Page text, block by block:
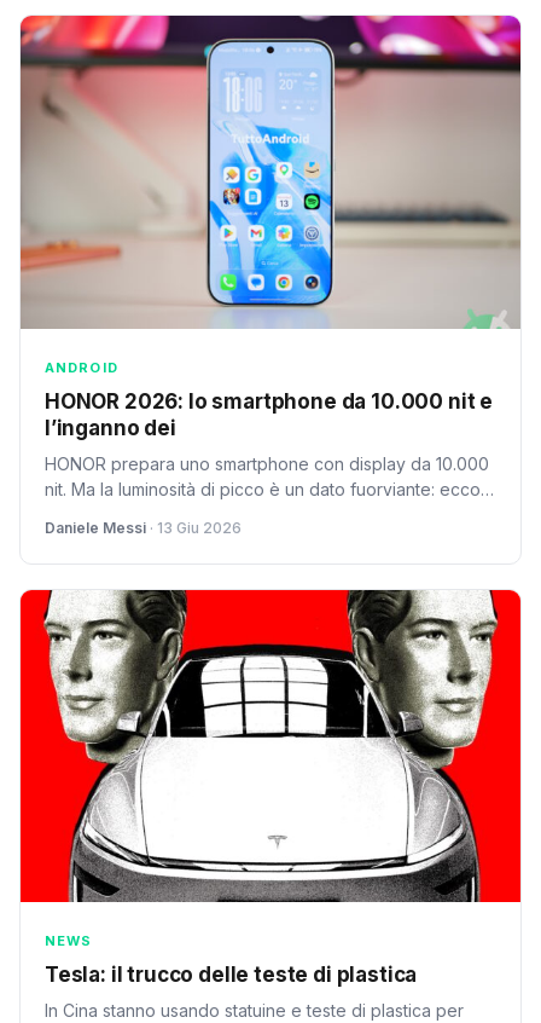
ANDROID
HONOR 2026: lo smartphone da 10.000 nit e
l’inganno dei
HONOR prepara uno smartphone con display da 10.000
nit. Ma la luminosità di picco è un dato fuorviante: ecco
Daniele Messi · 13 Giu 2026
NEWS
Tesla: il trucco delle teste di plastica
In Cina stanno usando statuine e teste di plastica per